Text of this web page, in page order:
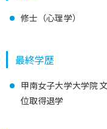
修士（心理学）
最終学歴
甲南女子大学大学院
位取得退学